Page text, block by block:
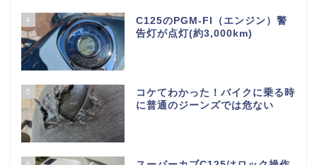
4
C125のPGM-FI（エンジン）警
告灯が点灯(約3,000km)
5
コケてわかった！バイクに乗る時
に普通のジーンズでは危ない